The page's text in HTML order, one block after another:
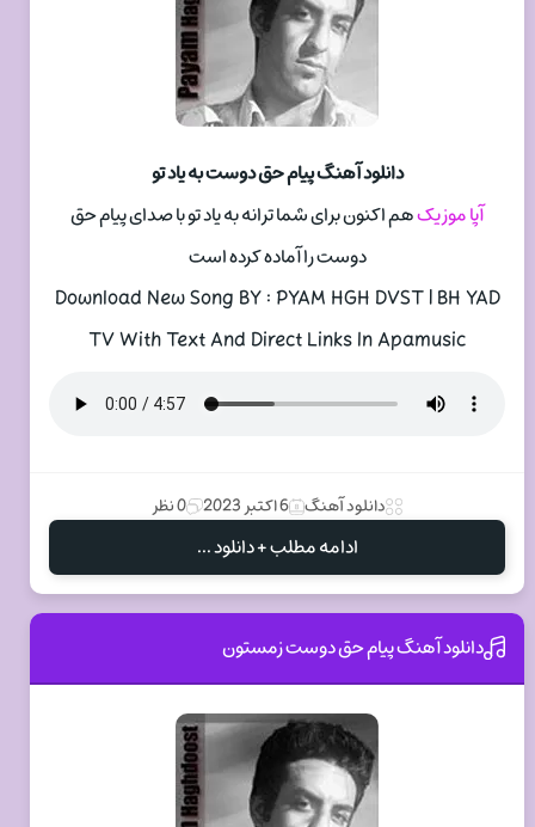
دانلود آهنگ پیام حق دوست به یاد تو
آپا موزیکهم اکنون برای شما ترانه به یاد تو با صدای پیام حق
دوست را آماده کرده است
Download New Song BY : PYAM HGH DVST | BH YAD
TV With Text And Direct Links In Apamusic
دانلود آهنگ 6 اکتبر 2023 0 نظر
ادامه مطلب + دانلود ...
دانلود آهنگ پیام حق دوست زمستون